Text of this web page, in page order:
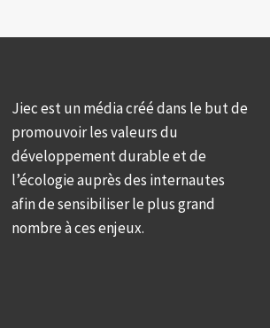
Jiec est un média créé dans le but de
promouvoir les valeurs du
développement durable et de
l’écologie auprès des internautes
afin de sensibiliser le plus grand
nombre à ces enjeux.